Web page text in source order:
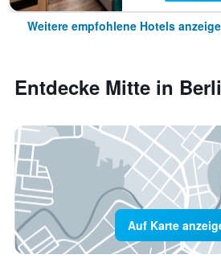
Weitere empfohlene Hotels
Entdecke Mitte in
Auf Karte